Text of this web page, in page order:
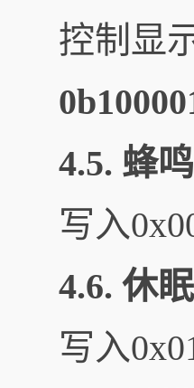
控制显
4.5. 蜂
写入
4.6. 休
写入